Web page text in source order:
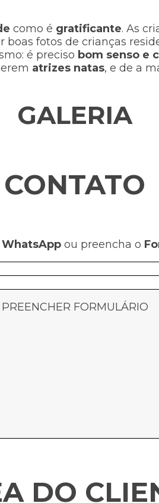
como é gratificante. As
boas fotos de crianças
é preciso bom senso e
atrizes natas, e de a
GALERIA
CONTATO
WhatsApp ou preencha o
PREENCHER FORMULÁRIO
DO